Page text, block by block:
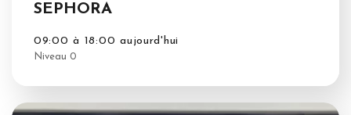
SEPHORA
09:00 à 18:00 aujourd'hui
Niveau 0